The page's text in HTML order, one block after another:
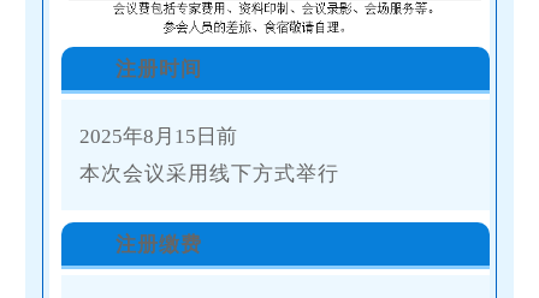
注册时间
2025年8月15日前
本次会议采用线下方式举行
注册缴费